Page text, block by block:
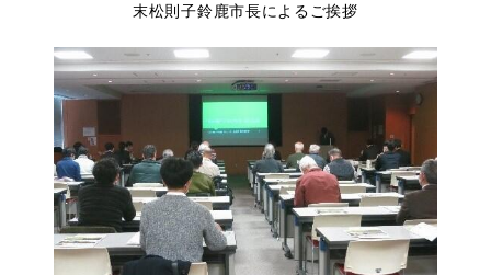
末松則子鈴鹿市長によるご挨拶